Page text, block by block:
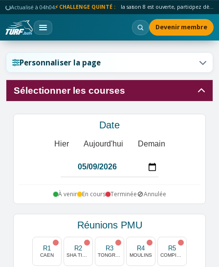
Actualisé à 04h04⚡ CHALLENGE QUINTÉ : la saison 8 est ouverte, participez dès maintenant !
Devenir membre
Personnaliser la page
Sélectionner les courses
Date
Hier Aujourd'hui Demain
À venir En cours Terminée🚫Annulée
Réunions PMU
R1
CAEN
R2 R3 R4
MOULINS
R5
Réinitialiser l'affichage ?
Réinitialiser